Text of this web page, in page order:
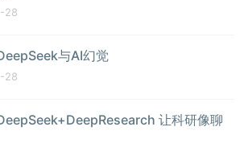
28
与AI幻觉
28
让科研像聊